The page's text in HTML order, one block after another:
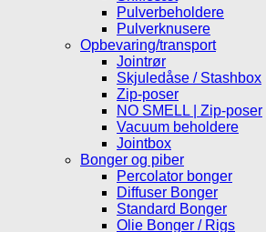
Pulverbeholdere
Pulverknusere
Opbevaring/transport
Jointrør
Skjuledåse / Stashbox
Zip-poser
NO SMELL | Zip-poser
Vacuum beholdere
Jointbox
Bonger og piber
Percolator bonger
Diffuser Bonger
Standard Bonger
Olie Bonger / Rigs